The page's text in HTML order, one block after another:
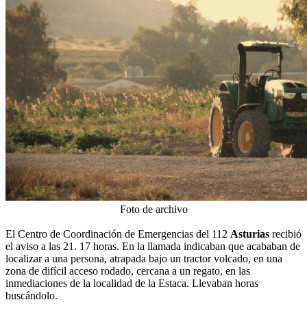
Foto de archivo
El Centro de Coordinación de Emergencias del 112 Asturias recibió
el aviso a las 21. 17 horas. En la llamada indicaban que acababan de
localizar a una persona, atrapada bajo un tractor volcado, en una
zona de difícil acceso rodado, cercana a un regato, en las
inmediaciones de la localidad de la Estaca. Llevaban horas
buscándolo.